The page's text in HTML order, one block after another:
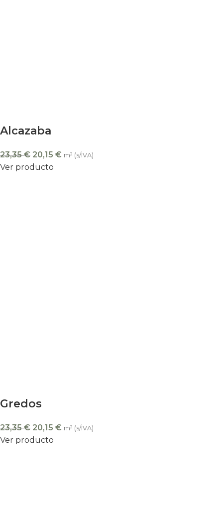
Alcazaba
23,35€ 20,15 € m² (s/IVA)
Ver producto
Gredos
23,35€ 20,15 € m² (s/IVA)
Ver producto